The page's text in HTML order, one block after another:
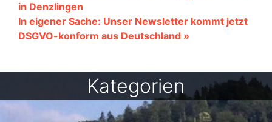
in Denzlingen
In eigener Sache: Unser Newsletter kommt jetzt
DSGVO-konform aus Deutschland »
Kategorien